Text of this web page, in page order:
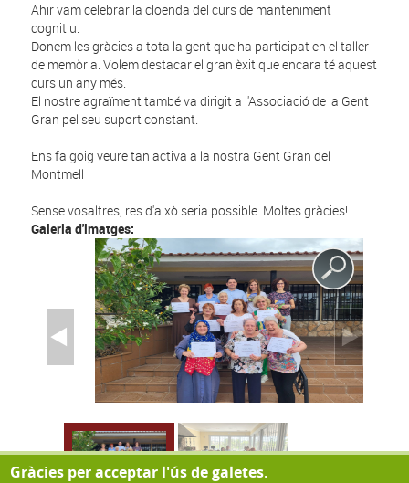
Ahir vam celebrar la cloenda del curs de manteniment
cognitiu.
Donem les gràcies a tota la gent que ha participat en el taller
de memòria. Volem destacar el gran èxit que encara té aquest
curs un any més.
El nostre agraïment també va dirigit a l'Associació de la Gent
Gran pel seu suport constant.
Ens fa goig veure tan activa a la nostra Gent Gran del
Montmell
Sense vosaltres, res d'això seria possible. Moltes gràcies!
Galeria d'imatges:
Gràcies per acceptar l'ús de galetes.